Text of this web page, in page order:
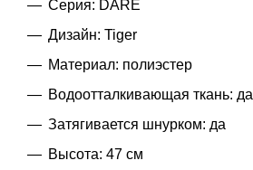
Серия: DARE
Дизайн: Tiger
Материал: полиэстер
Водоотталкивающая ткань: да
Затягивается шнурком: да
Высота: 47 см